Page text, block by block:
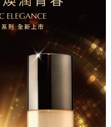
用戶可立即使用無須另外申請。
成立後會自動跳轉到大哥付的交易
數、繳款截止日，確認付款後即完
依後續交易確認頁面所載為準。
遇審核未通過，訂單將自動取
未達大哥付你分期系統評分，恕無
期」於每月結算日後寄送繳費提
商條碼／台灣大直營門市／銀行轉
繳費。
款」的支付方式。 讓您購物簡單
需儲值。
可結帳。
。
後，將跳轉至「AFTEE先享後付」
即可完成結帳。
服務，可於會員專區綁定中華電信
折抵消費金額 (1點等於1元)。